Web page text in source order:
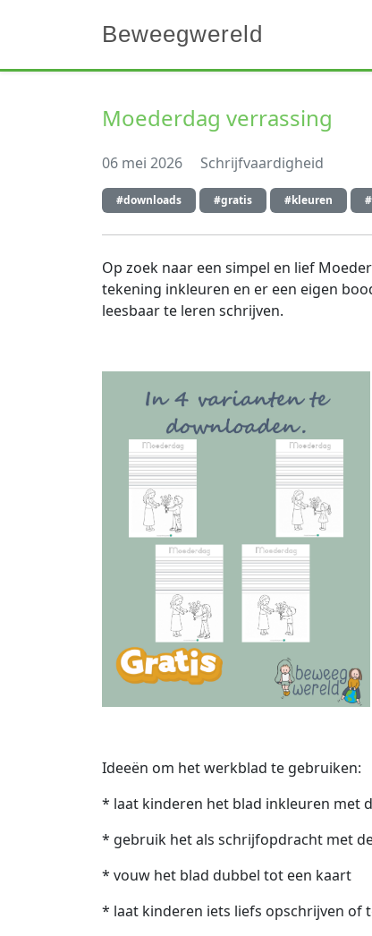
Beweegwereld
Moederdag verrassing
06 mei 2026 Schrijfvaardigheid
#downloads #gratis #kleuren
Op zoek naar een simpel en lief
tekening inkleuren en er een eigen
leesbaar te leren schrijven.
Ideeën om het werkblad te gebruiken:
* laat kinderen het blad inkleuren met
* gebruik het als schrijfopdracht met
* vouw het blad dubbel tot een kaart
* laat kinderen iets liefs opschrijven of